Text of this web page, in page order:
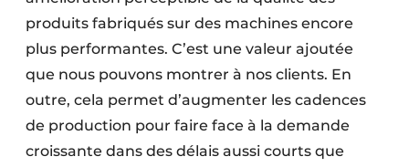
produits fabriqués sur des machines encore
plus performantes. C’est une valeur ajoutée
que nous pouvons montrer à nos clients. En
outre, cela permet d’augmenter les cadences
de production pour faire face à la demande
croissante dans des délais aussi courts que